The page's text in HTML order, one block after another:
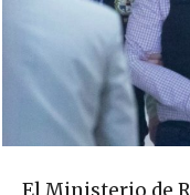
El Ministerio de